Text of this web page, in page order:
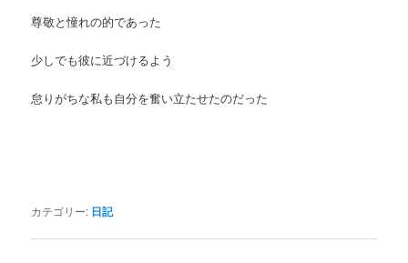
尊敬と憧れの的であった
少しでも彼に近づけるよう
怠りがちな私も自分を奮い立たせたのだった
カテゴリー: 日記